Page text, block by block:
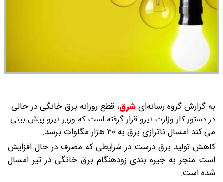
به گزارش گروه رسانه‌ایشرق، قطع روزانه برق خانگی در حالی
در دستور کار وزارت نیرو قرار گرفته است که وزیر نیرو پیش بینی
می کند امسال ناترازی برق به ۳۰ هزار مگاوات برسد.
کاهش تولید برق درست در شرایطی که مصرف در حال افزایش
است منجر به جیره بندی زودهنگام برق خانگی در تیر امسال
شده است.